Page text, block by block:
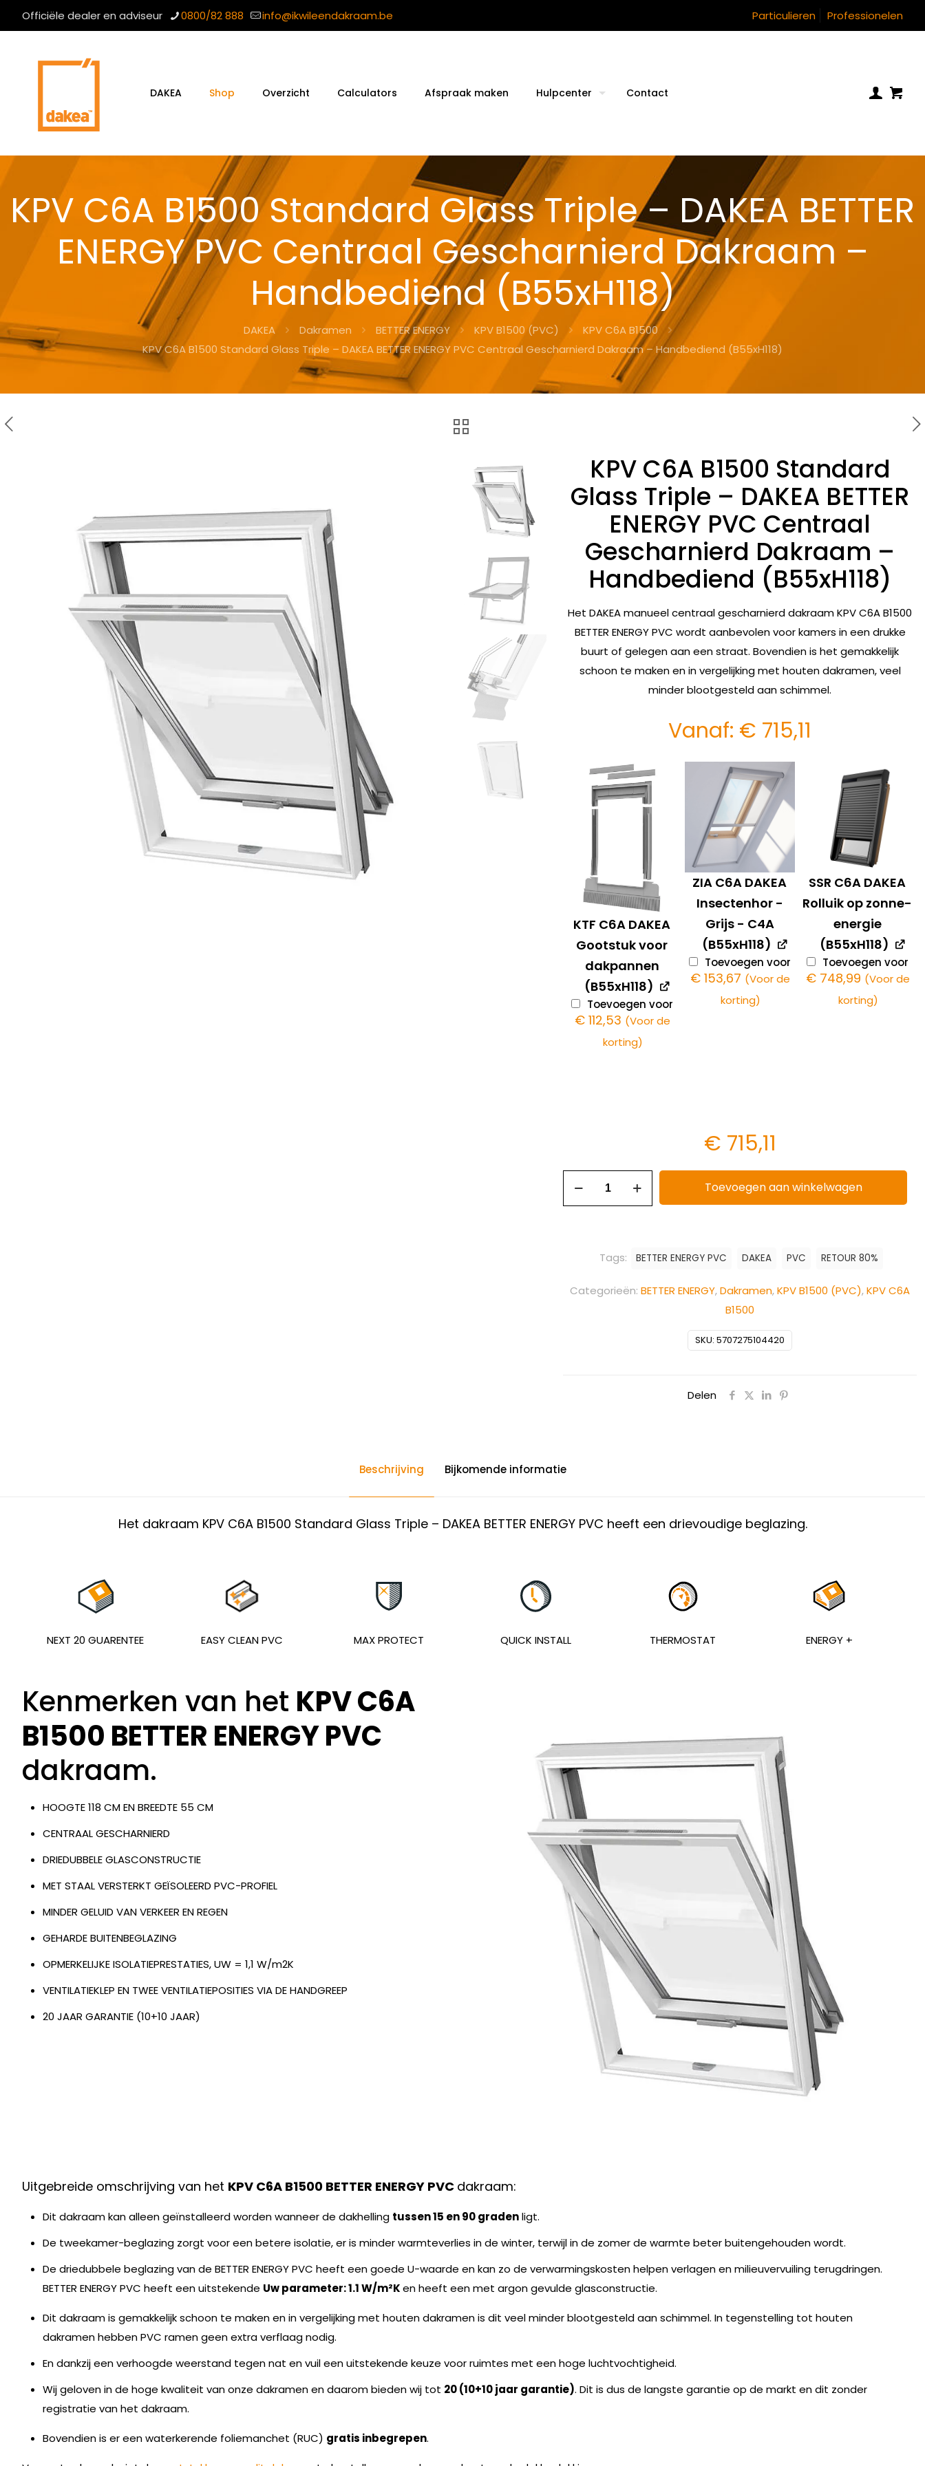
Officiële dealer en adviseur 0800/82 888 info@ikwileendakraam.be Particulieren Professionelen
DAKEA Shop Overzicht Calculators Afspraak maken Hulpcenter Contact
KPV C6A B1500 Standard Glass Triple – DAKEA BETTER
ENERGY PVC Centraal Gescharnierd Dakraam –
Handbediend (B55xH118)
DAKEA Dakramen BETTER ENERGY KPV B1500 (PVC)
KPV C6A B1500
KPV C6A B1500 Standard Glass Triple – DAKEA BETTER ENERGY PVC Centraal Gescharnierd Dakraam – Handbediend (B55xH118)
KPV C6A B1500 Standard
Glass Triple – DAKEA BETTER
ENERGY PVC Centraal
Gescharnierd Dakraam –
Handbediend (B55xH118)
Het DAKEA manueel centraal gescharnierd dakraam KPV C6A B1500
BETTER ENERGY PVC wordt aanbevolen voor kamers in een drukke
buurt of gelegen aan een straat. Bovendien is het gemakkelijk
schoon te maken en in vergelijking met houten dakramen, veel
minder blootgesteld aan schimmel.
Vanaf: € 715,11
KTF C6A DAKEA
Gootstuk voor
dakpannen
(B55xH118)
Toevoegen voor
€ 112,53 (Voor de
korting)
ZIA C6A DAKEA
Insectenhor -
Grijs - C4A
(B55xH118)
Toevoegen voor
€ 153,67 (Voor de
korting)
SSR C6A DAKEA
Rolluik op zonne-
energie
(B55xH118)
Toevoegen voor
€ 748,99 (Voor de
korting)
€ 715,11
Toevoegen aan winkelwagen
SKU:5707275104420
Categorieën:BETTER ENERGY,Dakramen,KPV B1500 (PVC),KPV C6A
B1500
Tags: BETTER ENERGY PVC DAKEA PVC RETOUR 80%
Delen
Beschrijving Bijkomende informatie
Het dakraam KPV C6A B1500 Standard Glass Triple – DAKEA BETTER ENERGY PVC heeft een drievoudige beglazing.
NEXT 20 GUARENTEE EASY CLEAN PVC MAX PROTECT QUICK INSTALL THERMOSTAT ENERGY +
Kenmerken van het KPV C6A
B1500 BETTER ENERGY PVC
dakraam.
HOOGTE 118 CM EN BREEDTE 55 CM
CENTRAAL GESCHARNIERD
DRIEDUBBELE GLASCONSTRUCTIE
MET STAAL VERSTERKT GEÏSOLEERD PVC-PROFIEL
MINDER GELUID VAN VERKEER EN REGEN
GEHARDE BUITENBEGLAZING
OPMERKELIJKE ISOLATIEPRESTATIES, UW = 1,1 W/m2K
VENTILATIEKLEP EN TWEE VENTILATIEPOSITIES VIA DE HANDGREEP
20 JAAR GARANTIE (10+10 JAAR)
Uitgebreide omschrijving van het KPV C6A B1500 BETTER ENERGY PVC dakraam:
Dit dakraam kan alleen geïnstalleerd worden wanneer de dakhelling tussen 15 en 90 gradenligt.
De tweekamer-beglazing zorgt voor een betere isolatie, er is minder warmteverlies in de winter, terwijl in de zomer de warmte beter buitengehouden wordt.
De driedubbele beglazing van de BETTER ENERGY PVC heeft een goede U-waarde en kan zo de verwarmingskosten helpen verlagen en milieuvervuiling terugdringen.
BETTER ENERGY PVC heeft een uitstekende Uw parameter: 1.1 W/m²Ken heeft een met argon gevulde glasconstructie.
Dit dakraam is gemakkelijk schoon te maken en in vergelijking met houten dakramen is dit veel minder blootgesteld aan schimmel. In tegenstelling tot houten
dakramen hebben PVC ramen geen extra verflaag nodig.
En dankzij een verhoogde weerstand tegen nat en vuil een uitstekende keuze voor ruimtes met een hoge luchtvochtigheid.
Wij geloven in de hoge kwaliteit van onze dakramen en daarom bieden wij tot 20 (10+10 jaar garantie). Dit is dus de langste garantie op de markt en dit zonder
registratie van het dakraam.
Bovendien is er een waterkerende foliemanchet (RUC) gratis inbegrepen.